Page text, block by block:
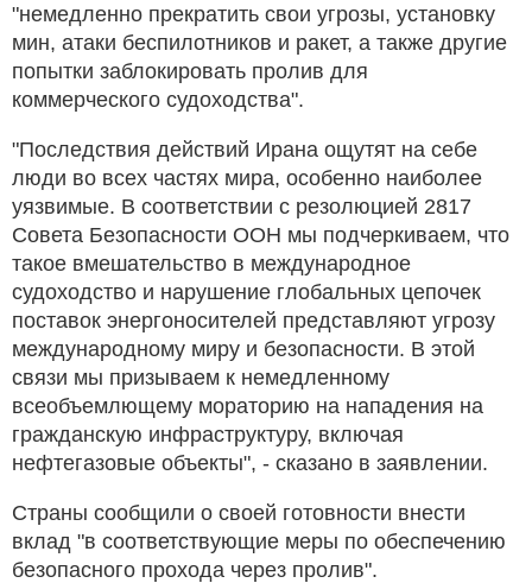
"немедленно прекратить свои угрозы, установку
мин, атаки беспилотников и ракет, а также другие
попытки заблокировать пролив для
коммерческого судоходства".
"Последствия действий Ирана ощутят на себе
люди во всех частях мира, особенно наиболее
уязвимые. В соответствии с резолюцией 2817
Совета Безопасности ООН мы подчеркиваем, что
такое вмешательство в международное
судоходство и нарушение глобальных цепочек
поставок энергоносителей представляют угрозу
международному миру и безопасности. В этой
связи мы призываем к немедленному
всеобъемлющему мораторию на нападения на
гражданскую инфраструктуру, включая
нефтегазовые объекты", - сказано в заявлении.
Страны сообщили о своей готовности внести
вклад "в соответствующие меры по обеспечению
безопасного прохода через пролив".